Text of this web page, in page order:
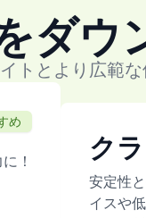
ダウ
トとより広範
め
！
ク
安定性
イスや